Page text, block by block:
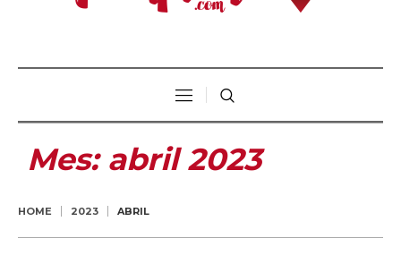
Mes: abril 2023
HOME 2023 ABRIL